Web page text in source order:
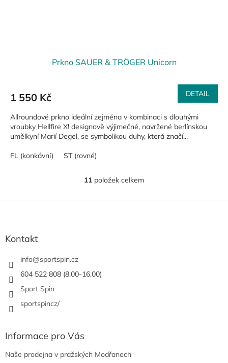
Prkno SAUER & TRÖGER Unicorn
1 550 Kč DETAIL
Allroundové prkno ideální zejména v kombinaci s dlouhými
vroubky Hellfire X! designově výjimečné, navržené berlínskou
umělkyní Marií Degel, se symbolikou duhy, která značí...
FL (konkávní) ST (rovné)
O
l
u
11 položek celkem
Z
Kontakt
info@sportspin.cz
604 522 808 (8,00-16,00)
Sport Spin
sportspincz/
Informace pro Vás
Naše prodejna v pražských Modřanech